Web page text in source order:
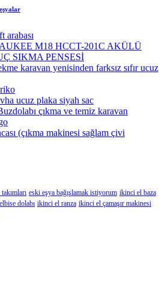
arabası
M18 HCCT-201C AKÜLÜ
SIKMA PENSESİ
karavan yenisinden farksız sıfır ucuz
ucuz plaka siyah sac
çıkma ve temiz karavan
(çıkma makinesi sağlam çivi
eski eşya bağışlamak istiyorum ikinci el baza
dolabı ikinci el ranza ikinci el çamaşır makinesi